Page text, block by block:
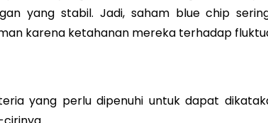
yang stabil. Jadi, saham blue chip
karena ketahanan mereka terhadap
yang perlu dipenuhi untuk dapat